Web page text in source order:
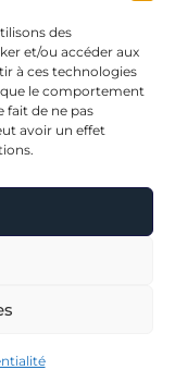
des
et/ou accéder aux
à ces technologies
le comportement
fait de ne pas
avoir un effet